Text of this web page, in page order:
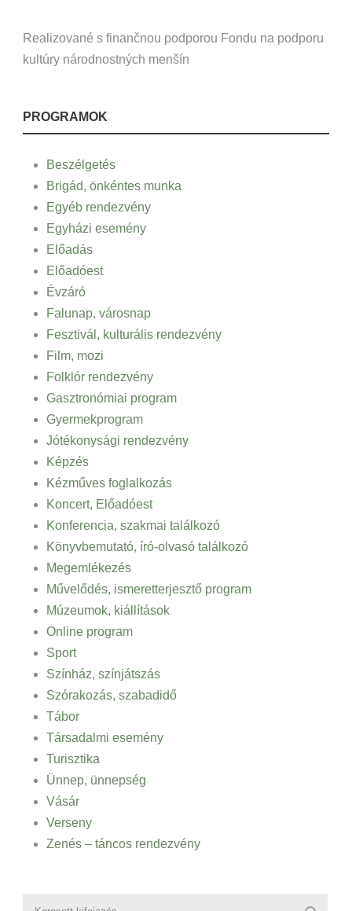
Realizované s finančnou podporou Fondu na podporu
kultúry národnostných menšín
PROGRAMOK
Beszélgetés
Brigád, önkéntes munka
Egyéb rendezvény
Egyházi esemény
Előadás
Előadóest
Évzáró
Falunap, városnap
Fesztivál, kulturális rendezvény
Film, mozi
Folklór rendezvény
Gasztronómiai program
Gyermekprogram
Jótékonysági rendezvény
Képzés
Kézműves foglalkozás
Koncert, Előadóest
Konferencia, szakmai találkozó
Könyvbemutató, író-olvasó találkozó
Megemlékezés
Művelődés, ismeretterjesztő program
Múzeumok, kiállítások
Online program
Sport
Színház, színjátszás
Szórakozás, szabadidő
Tábor
Társadalmi esemény
Turisztika
Ünnep, ünnepség
Vásár
Verseny
Zenés – táncos rendezvény